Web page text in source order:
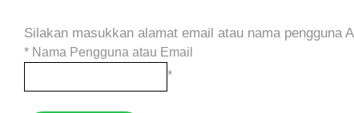
Silakan masukkan alamat email atau nama pengguna
* Nama Pengguna atau Email
*